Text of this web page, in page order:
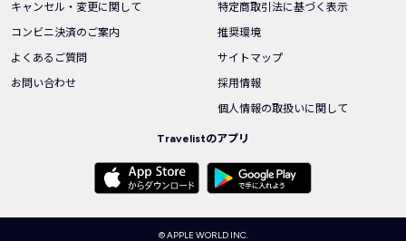
キャンセル・変更に関して
コンビニ決済のご案内
よくあるご質問
お問い合わせ
特定商取引法に基づく表示
推奨環境
サイトマップ
採用情報
個人情報の取扱いに関して
Travelistのアプリ
© APPLE WORLD INC.